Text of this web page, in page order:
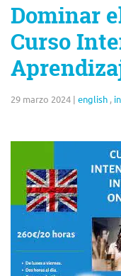
Dominar
Curso
29 marzo 2024 | english ,